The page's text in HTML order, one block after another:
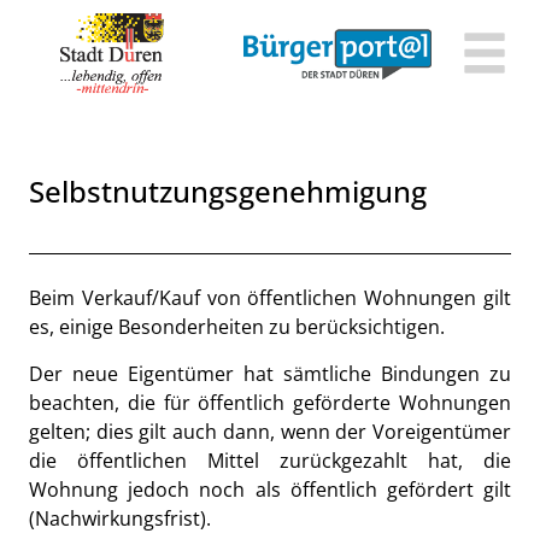
Zum Hauptinhalt springen
Zum Header
Zum Hauptinhalt
Zum Footer
Selbstnutzungsgenehmigung
Beschreibung
Beim Verkauf/Kauf von öffentlichen Wohnungen gilt
es, einige Besonderheiten zu berücksichtigen.
Der neue Eigentümer hat sämtliche Bindungen zu
beachten, die für öffentlich geförderte Wohnungen
gelten; dies gilt auch dann, wenn der Voreigentümer
die öffentlichen Mittel zurückgezahlt hat, die
Wohnung jedoch noch als öffentlich gefördert gilt
(Nachwirkungsfrist).